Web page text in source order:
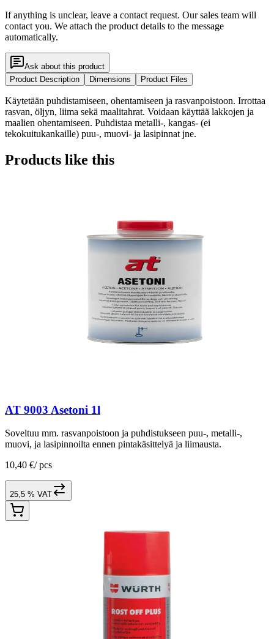
If anything is unclear, leave a contact request. Our sales team will
contact you. We attach the product details to the message
automatically.
Ask about this product
Product Description
Dimensions Product Files
Käytetään puhdistamiseen, ohentamiseen ja rasvanpoistoon. Irrottaa
rasvan, öljyn, liima sekä maalitahrat. Voidaan käyttää lakkojen ja
maalien ohentamiseen. Puhdistaa metalli-, kangas- (ei
tekokuitukankaille) puu-, muovi- ja lasipinnat jne.
Products like this
AT 9003 Asetoni 1l
Soveltuu mm. rasvanpoistoon ja puhdistukseen puu-, metalli-,
muovi, ja lasipinnoilta ennen pintakäsittelyä ja liimausta.
10,40 €/ pcs
25,5 % VAT